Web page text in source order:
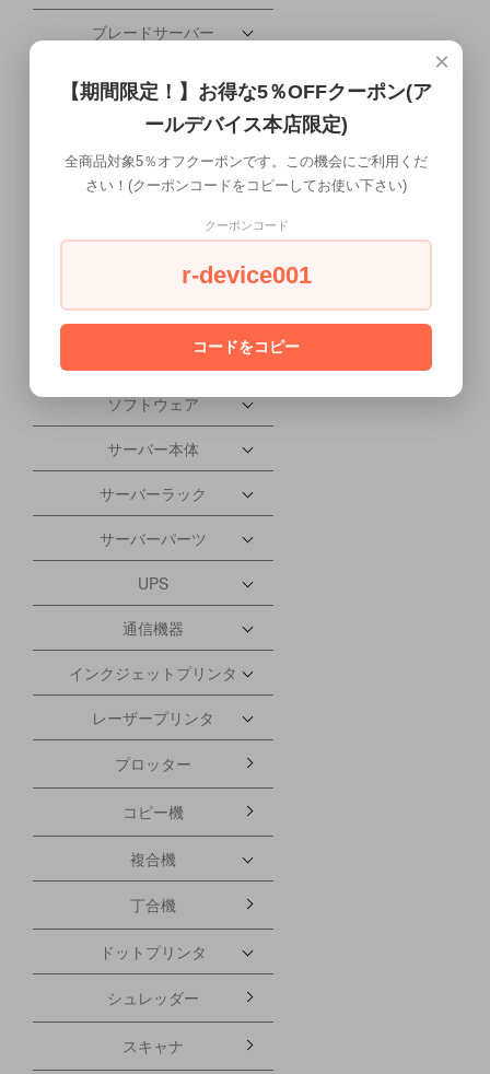
ブレードサーバー
携帯電話・タブレット
配送について
ワークステーション本体
液晶ディスプレイ
会社概要
PC本体
ソフトウェア
サーバー本体
サーバーラック
サーバーパーツ
UPS
通信機器
インクジェットプリンタ
レーザープリンタ
プロッター
コピー機
複合機
丁合機
ドットプリンタ
シュレッダー
スキャナ
×
【期間限定！】お得な5％OFFクーポン(ア
ールデバイス本店限定)
全商品対象5％オフクーポンです。この機会にご利用くだ
さい！(クーポンコードをコピーしてお使い下さい)
クーポンコード
r-device001
コードをコピー